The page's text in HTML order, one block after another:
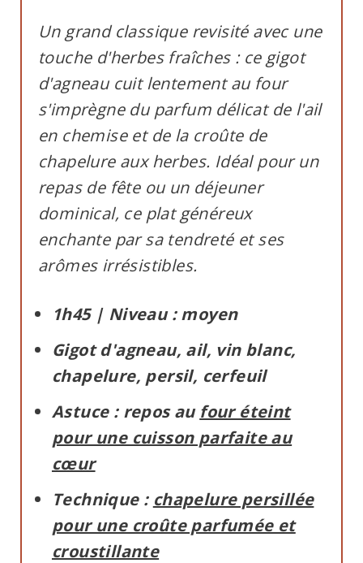
Un grand classique revisité avec une
touche d'herbes fraîches : ce gigot
d'agneau cuit lentement au four
s'imprègne du parfum délicat de l'ail
en chemise et de la croûte de
chapelure aux herbes. Idéal pour un
repas de fête ou un déjeuner
dominical, ce plat généreux
enchante par sa tendreté et ses
arômes irrésistibles.
1h45 | Niveau : moyen
Gigot d'agneau, ail, vin blanc,
chapelure, persil, cerfeuil
Astuce : repos au four éteint
pour une cuisson parfaite au
cœur
Technique : chapelure persillée
pour une croûte parfumée et
croustillante